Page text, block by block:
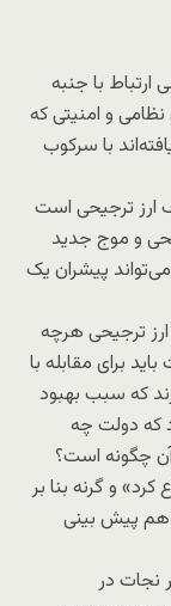
با جنبه
و امنیتی که
با سرکوب
ارز ترجیحی است
و موج جدید
پیشران یک
ترجیحی هرچه
برای مقابله با
که سبب بهبود
که دولت چه
آن چگونه است؟
و گرنه بنا بر
هم پیش بینی
نجات در